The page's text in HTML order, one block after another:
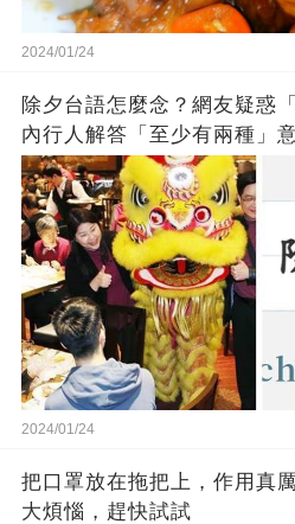
2024/01/24
除夕台語怎麼念？網友疑惑
內行人解答「至少有兩種」
2024/01/24
把口罩放在拖把上，作用真
大煩惱，趕快試試